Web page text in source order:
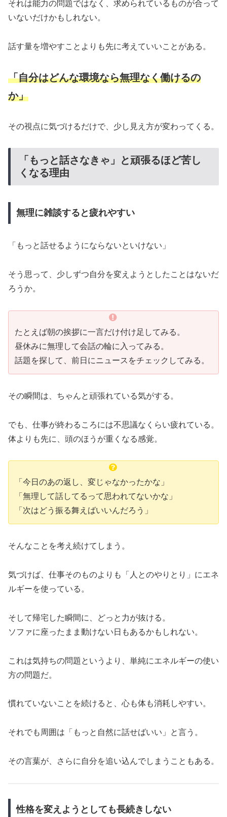
それは能力の問題ではなく、求められているものが合って
いないだけかもしれない。
話す量を増やすことよりも先に考えていいことがある。
「自分はどんな環境なら無理なく働けるの
か」
その視点に気づけるだけで、少し見え方が変わってくる。
「もっと話さなきゃ」と頑張るほど苦し
くなる理由
無理に雑談すると疲れやすい
「もっと話せるようにならないといけない」
そう思って、少しずつ自分を変えようとしたことはないだ
ろうか。
たとえば朝の挨拶に一言だけ付け足してみる。
昼休みに無理して会話の輪に入ってみる。
話題を探して、前日にニュースをチェックしてみる。
その瞬間は、ちゃんと頑張れている気がする。
でも、仕事が終わるころには不思議なくらい疲れている。
体よりも先に、頭のほうが重くなる感覚。
「今日のあの返し、変じゃなかったかな」
「無理して話してるって思われてないかな」
「次はどう振る舞えばいいんだろう」
そんなことを考え続けてしまう。
気づけば、仕事そのものよりも「人とのやりとり」にエネ
ルギーを使っている。
そして帰宅した瞬間に、どっと力が抜ける。
ソファに座ったまま動けない日もあるかもしれない。
これは気持ちの問題というより、単純にエネルギーの使い
方の問題だ。
慣れていないことを続けると、心も体も消耗しやすい。
それでも周囲は「もっと自然に話せばいい」と言う。
その言葉が、さらに自分を追い込んでしまうこともある。
性格を変えようとしても長続きしない